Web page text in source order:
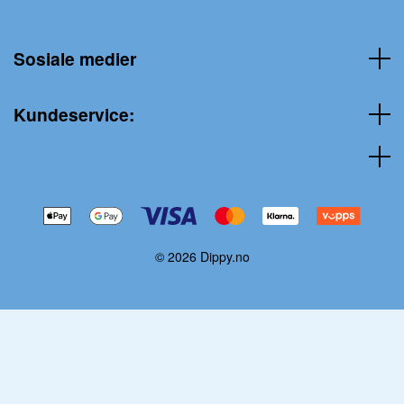
Sosiale medier
Kundeservice:
© 2026 Dippy.no